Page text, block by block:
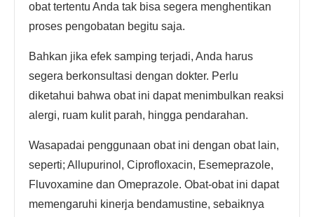
obat tertentu Anda tak bisa segera menghentikan
proses pengobatan begitu saja.
Bahkan jika efek samping terjadi, Anda harus
segera berkonsultasi dengan dokter. Perlu
diketahui bahwa obat ini dapat menimbulkan reaksi
alergi, ruam kulit parah, hingga pendarahan.
Wasapadai penggunaan obat ini dengan obat lain,
seperti; Allupurinol, Ciprofloxacin, Esemeprazole,
Fluvoxamine dan Omeprazole. Obat-obat ini dapat
memengaruhi kinerja bendamustine, sebaiknya